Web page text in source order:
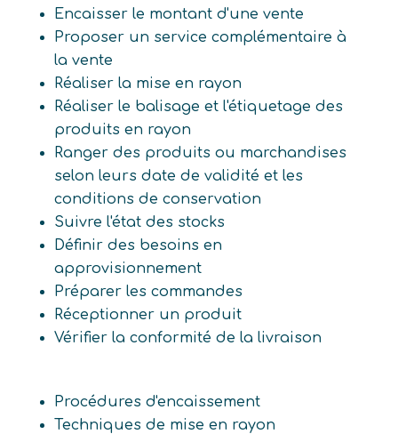
Encaisser le montant d'une vente
Proposer un service complémentaire à
la vente
Réaliser la mise en rayon
Réaliser le balisage et l'étiquetage des
produits en rayon
Ranger des produits ou marchandises
selon leurs date de validité et les
conditions de conservation
Suivre l'état des stocks
Définir des besoins en
approvisionnement
Préparer les commandes
Réceptionner un produit
Vérifier la conformité de la livraison
Procédures d'encaissement
Techniques de mise en rayon